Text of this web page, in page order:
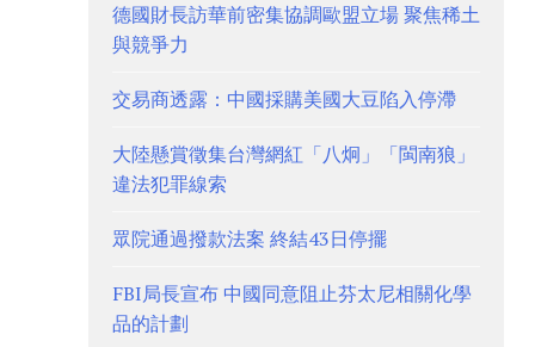
德國財長訪華前密集協調歐盟立場 聚焦稀土
與競爭力
交易商透露：中國採購美國大豆陷入停滯
大陸懸賞徵集台灣網紅「八炯」「閩南狼」
違法犯罪線索
眾院通過撥款法案 終結43日停擺
FBI局長宣布 中國同意阻止芬太尼相關化學
品的計劃